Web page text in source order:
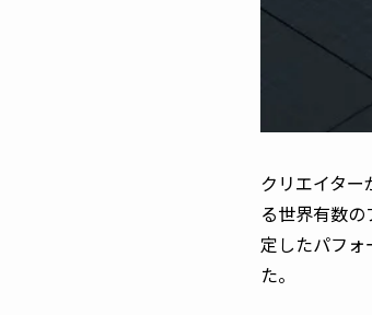
クリエイタ
る世界有数
定したパフ
た。